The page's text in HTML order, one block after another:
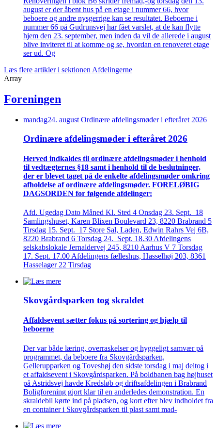
august er der åbent hus på en etage i nummer 66, hvor
beboere og andre nysgerrige kan se resultatet. Beboerne i
nummer 66 på Gudrunsvej har fået varslet, at de kan flytte
hjem den 23. september, men inden da vil de allerede i august
blive inviteret til at komme og se, hvordan en renoveret etage
ser ud. Og
Læs flere artikler i sektionen Afdelingerne
Array
Foreningen
mandag24. august Ordinære afdelings­møder i efteråret 2026
Ordinære afdelings­møder i efteråret 2026
Herved indkaldes til ordinære afdelings­møder i henhold
til vedtægternes §18 samt i henhold til de beslutninger,
der er blevet taget på de enkelte afdelings­møder omkring
afholdelse af ordinære afdelings­møder. FORELØBIG
DAGSORDEN for følgende afdelinger:
Afd. Ugedag Dato Måned Kl. Sted 4 Onsdag 23. Sept. 18
Samlingshuset, Karen Blixen Boulevard 23, 8220 Brabrand 5
Tirsdag 15. Sept. 17 Store Sal, Laden, Edwin Rahrs Vej 6B,
8220 Brabrand 6 Torsdag 24. Sept. 18.30 Afdelingens
selskabslokale Jernaldervej 245, 8210 Aarhus V 7 Torsdag
17. Sept. 17.00 Afdelingens fælleshus, Hasselhøj 203, 8361
Hasselager 22 Tirsdag
Skovgårds­parken tog skraldet
Affaldsevent sætter fokus på sortering og hjælp til
beboerne
Der var både læring, overraskelser og hyggeligt samvær på
programmet, da beboere fra Skovgårdsparken,
Gellerupparken og Toveshøj den sidste torsdag i maj deltog i
et affaldsevent i Skovgårdsparken. På boldbanen bag højhuset
på Astridsvej havde Kredsløb og driftsafdelingen i Brabrand
Boligforening gjort klar til en anderledes demonstration. En
skraldebil kørte ind på pladsen, og kort efter blev indholdet fra
en container i Skovgårdsparken til plast samt mad-